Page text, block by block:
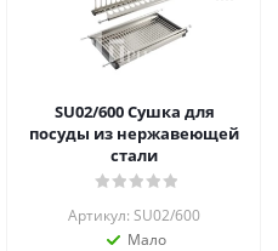
SU02/600 Сушка для
посуды из нержавеющей
стали
Артикул: SU02/600
Мало